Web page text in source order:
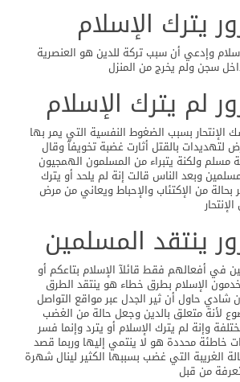
يترك الإسلام
وإدعي أن سبب تركة للدين هو العنصرية
سجن ولم يخرج من المنزل
لم يترك الإسلام
بسبب الضغوط النفسية التي يمر بها
لتهديدات بالقتل أثارت غضبة تخويفآ وقال
مسلم ولكنة يتبراء من المسلمون الهمجيون
وبعد الناس قالت إنة لم يلحد أو يترك
بحالة من الإكتئاب والإحباط ويعاني من مرض
ينتقد المسلمين
في أفعالهم فقط قائلآ الإسلام بتاعكم أو
الإسلام بطرق خطاء هو ينتقد الطرق
شادي حاول أن ثير الجدل عبر مواقع التواصل
لأنة متعلق بالدين وجعل حالة من الغضب
وإنة لم يترك الإسلام أو يترد وإنما فسر
خاطئة محددة هو لا ينتمي إليها وربما قصد
الغريبة التي غضب بسببها الكثير لينال شهرة
من قبل